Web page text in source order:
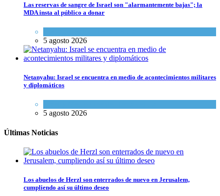
Las reservas de sangre de Israel son "alarmantemente bajas"; la
MDA insta al público a donar
5 agosto 2026
Netanyahu: Israel se encuentra en medio de acontecimientos militares
y diplomáticos
5 agosto 2026
Últimas Noticias
Los abuelos de Herzl son enterrados de nuevo en Jerusalem,
cumpliendo así su último deseo